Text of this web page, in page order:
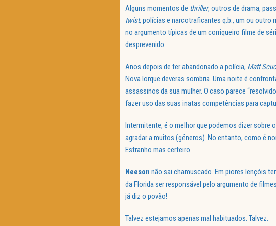
Alguns momentos de thriller, outros de drama,
twist, polícias e narcotraficantes q.b., um ou outro
no argumento típicas de um corriqueiro filme de
desprevenido.
Anos depois de ter abandonado a polícia, Matt
Nova Iorque deveras sombria. Uma noite é
assassinos da sua mulher. O caso parece
fazer uso das suas inatas competências para
Intermitente, é o melhor que podemos dizer sobre
agradar a muitos (géneros). No entanto, como é
Estranho mas certeiro.
Neeson não sai chamuscado. Em piores lençóis
da Florida ser responsável pelo argumento de
já diz o povão!
Talvez estejamos apenas mal habituados. Talvez.